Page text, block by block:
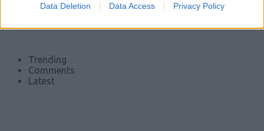
Data Deletion Data Access Privacy Policy
Trending
Comments
Latest